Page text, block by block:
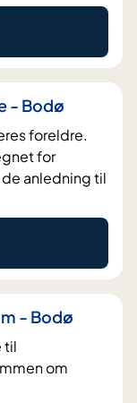
- Bodø
foreldre.
for
de anledning til
- Bodø
til
om